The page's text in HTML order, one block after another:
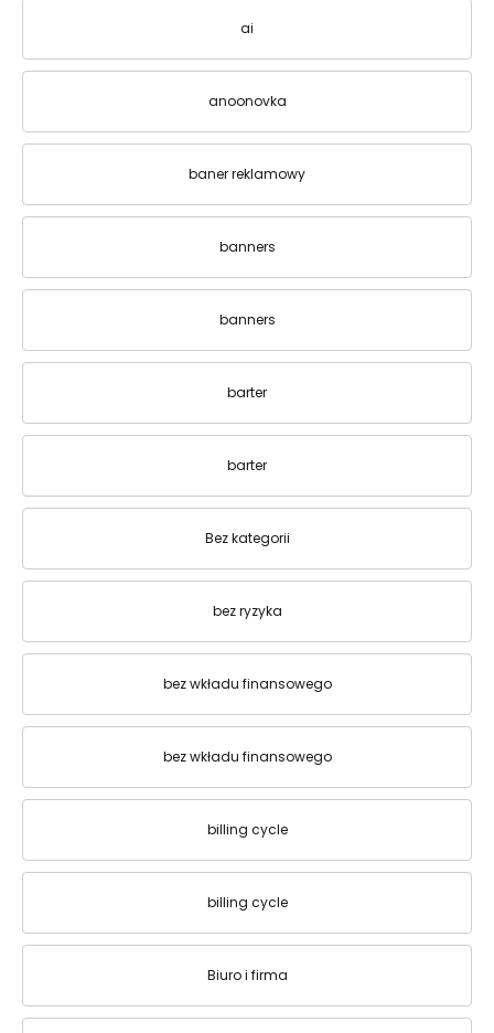
ai
anoonovka
baner reklamowy
banners
banners
barter
barter
Bez kategorii
bez ryzyka
bez wkładu finansowego
bez wkładu finansowego
billing cycle
billing cycle
Biuro i firma